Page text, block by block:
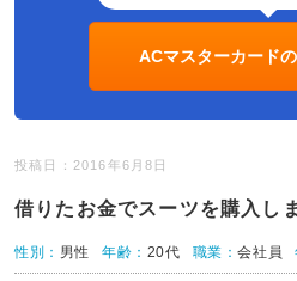
ACマスターカード
投稿日：2016年6月8日
借りたお金でスーツを購入し
性別： 男性 年齢： 20代 職業：会社員